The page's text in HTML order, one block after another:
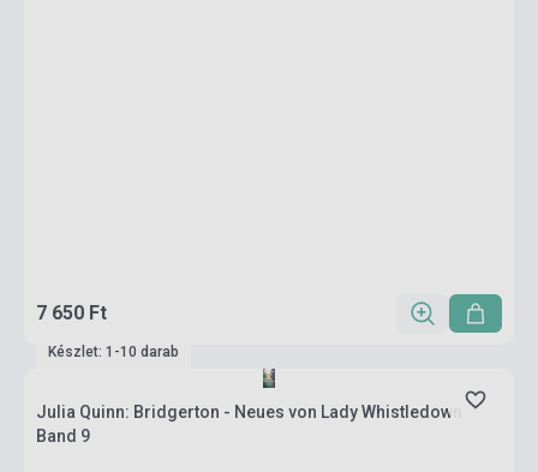
7 650 Ft
Készlet: 1-10 darab
Julia Quinn: Bridgerton - Neues von Lady Whistledown
Band 9